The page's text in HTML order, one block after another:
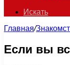
Искать
Главная/
Если вы